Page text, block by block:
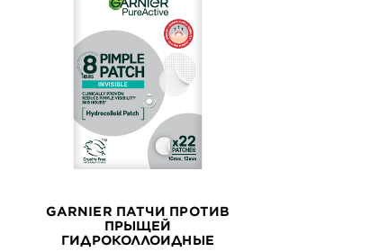
GARNIER ПАТЧИ ПРОТИВ
ПРЫЩЕЙ
ГИДРОКОЛЛОИДНЫЕ